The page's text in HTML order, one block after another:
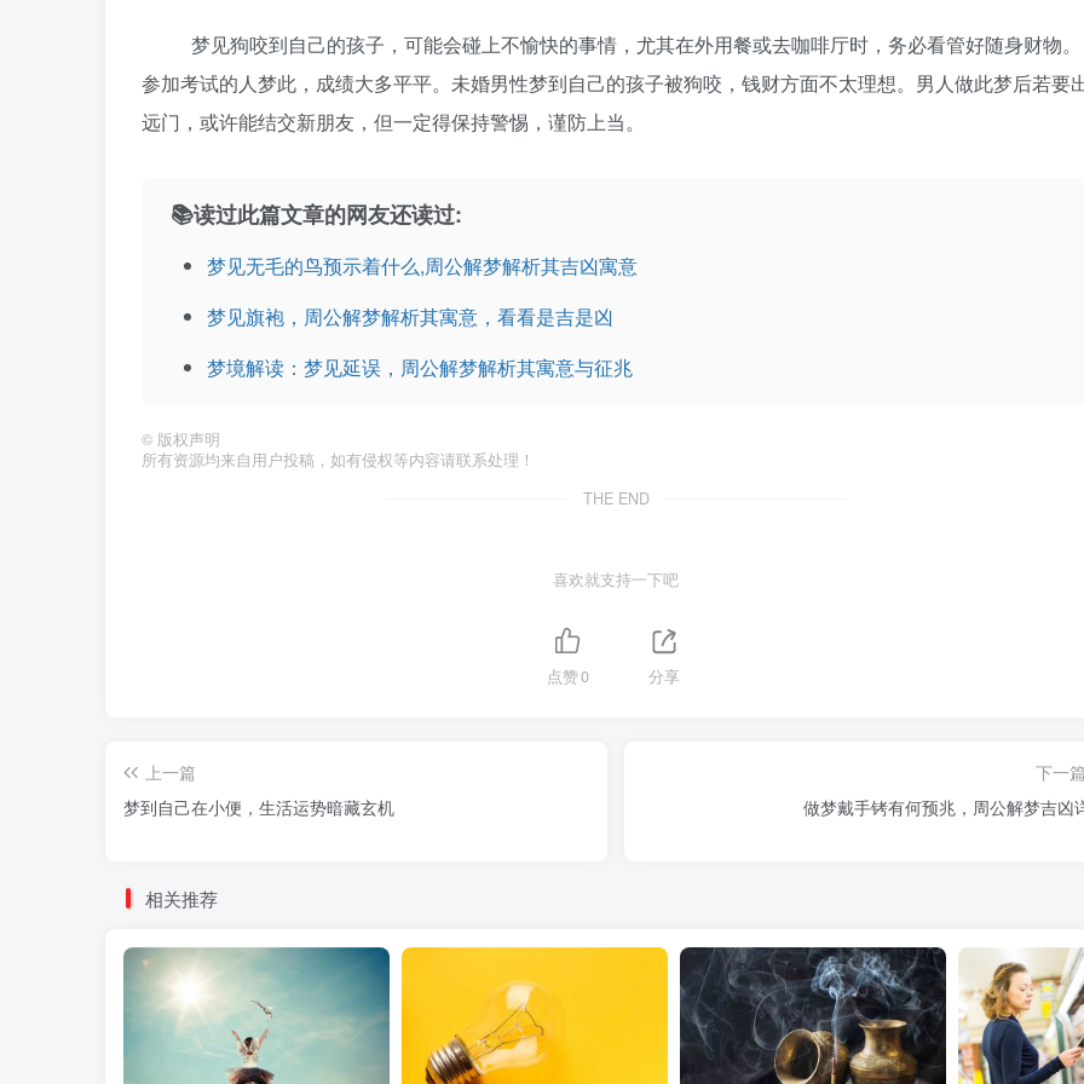
梦见狗咬到自己的孩子，可能会碰上不愉快的事情，尤其在外用餐或去咖啡厅时，务必看管好随身财物。
参加考试的人梦此，成绩大多平平。未婚男性梦到自己的孩子被狗咬，钱财方面不太理想。男人做此梦后若要
远门，或许能结交新朋友，但一定得保持警惕，谨防上当。
📚读过此篇文章的网友还读过:
梦见无毛的鸟预示着什么,周公解梦解析其吉凶寓意
梦见旗袍，周公解梦解析其寓意，看看是吉是凶
梦境解读：梦见延误，周公解梦解析其寓意与征兆
© 版权声明
所有资源均来自用户投稿，如有侵权等内容请联系处理！
THE END
喜欢就支持一下吧
点赞0 分享
上一篇
梦到自己在小便，生活运势暗藏玄机
下一
做梦戴手铐有何预兆，周公解梦吉凶
相关推荐